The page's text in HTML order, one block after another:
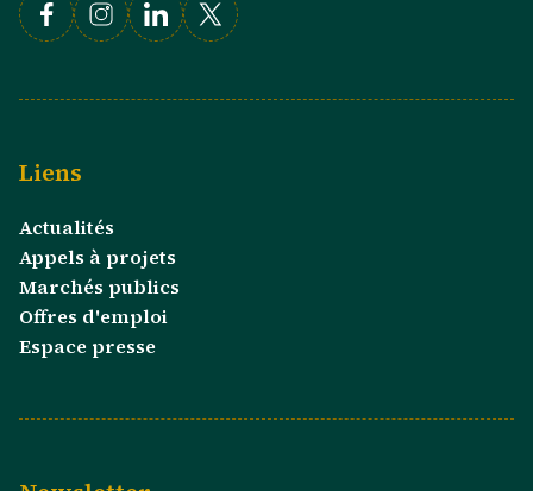
FacebookInstagramLinkedin
X
Liens
Actualités
Appels à projets
Marchés publics
Offres d'emploi
Espace presse